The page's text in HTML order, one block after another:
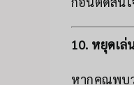
10. หยุดเล่
หากคุณพบว่